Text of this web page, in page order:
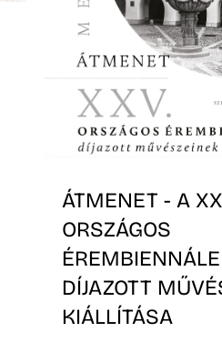
ÁTMENET - A
ORSZÁGOS
ÉREMBIENNÁLE
DÍJAZOTT
KIÁLLÍTÁSA